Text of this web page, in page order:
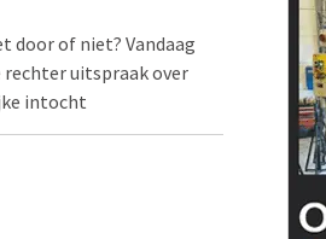
door of niet? Vandaag
rechter uitspraak over
intocht